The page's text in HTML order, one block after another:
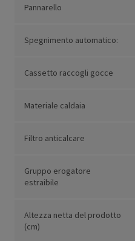
Pannarello
Spegnimento automatico:
Cassetto raccogli gocce
Materiale caldaia
Filtro anticalcare
Gruppo erogatore
estraibile
Altezza netta del prodotto
(cm)